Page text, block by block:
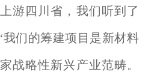
四川省，我们听到了
们的筹建项目是新材料
战略性新兴产业范畴。